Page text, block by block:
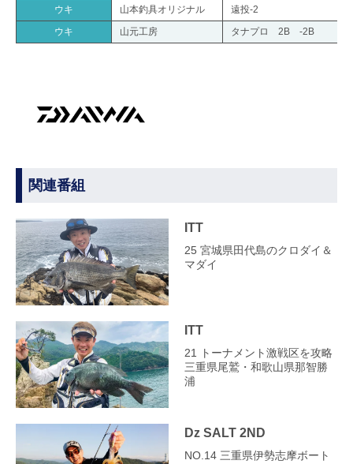
ウキ
山本釣具オリジナル
遠投-2
ウキ
山元工房 タナプロ 2B -2B
関連番組
ITT
25 宮城県田代島のクロダイ＆
マダイ
ITT
21 トーナメント激戦区を攻略
三重県尾鷲・和歌山県那智勝
浦
Dz SALT 2ND
NO.14 三重県伊勢志摩ボート